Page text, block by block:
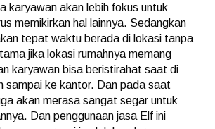
karyawan akan lebih fokus untuk
memikirkan hal lainnya. Sedangkan
tepat waktu berada di lokasi tanpa
jika lokasi rumahnya memang
karyawan bisa beristirahat saat di
sampai ke kantor. Dan pada saat
akan merasa sangat segar untuk
Dan penggunaan jasa Elf ini